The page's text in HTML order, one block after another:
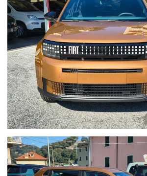
WWW.AUTOBORZOLI.IT
La ditta AUTOBORZOLI dedica molte
dell'automobile prima della consegna,
evita all'acquirente futuro di dover
dovendo spendere altri soldi.
La ditta AUTOBORZOLI rilascerà un
dei lavori eseguiti e uno stato d'uso
dell'acquisto.
IGIENIZZIAMO, LAVIAMO E SANIFICHIAMO
CON TRATTAMENTO CON OZONO,
plastiche con appositi prodotti a base di
Il nostro servizio cerca di soddisfare al
tenendo alti gli standard qualitativi per
usata.